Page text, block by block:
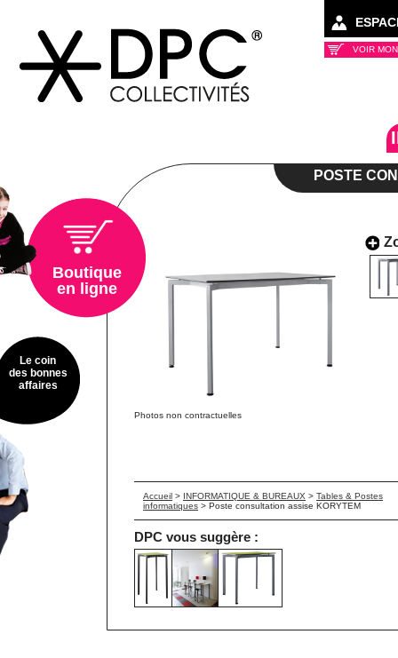
VOIR
POSTE
Photos non contractuelles
Accueil > INFORMATIQUE & BUREAUX > Tables & Postes
informatiques > Poste consultation assise KORYTEM
DPC vous suggère :
Boutique
en ligne
Le coin
des bonnes
affaires